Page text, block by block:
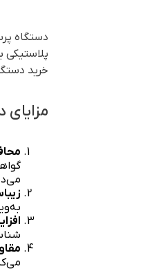
دستگاه
پلاستیکی
خرید